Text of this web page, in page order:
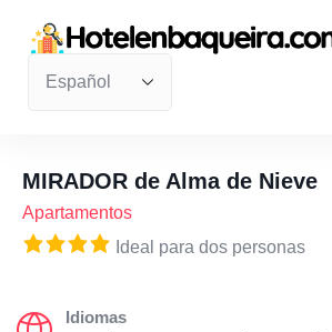
MIRADOR de Alma de Nieve
Apartamentos
Ideal para dos personas
Idiomas